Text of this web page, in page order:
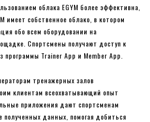
облака EGYM более эффективна,
имеет собственное облако, в котором
обо всем оборудовании на
Спортсмены получают доступ к
программы Trainer App и Member App.
тренажерных залов
клиентам всеохватывающий опыт
приложения дают спортсменам
полученных данных, помогая добиться